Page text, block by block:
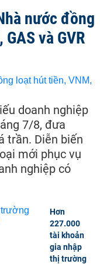
nước đồng
và GVR
doanh nghiệp
7/8, đưa
trần. Diễn biến
mới phục vụ
nghiệp có
Hơn
227.000
tài khoản
gia nhập
thị trường